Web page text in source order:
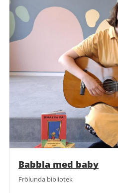
Babbla med baby
Frölunda bibliotek